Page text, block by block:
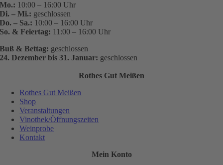
Mo.: 10:00 – 16:00 Uhr
Di. – Mi.: geschlossen
Do. – Sa.: 10:00 – 16:00 Uhr
So. & Feiertag: 11:00 – 16:00 Uhr
Buß & Bettag: geschlossen
24. Dezember bis 31. Januar: geschlossen
Rothes Gut Meißen
Rothes Gut Meißen
Shop
Veranstaltungen
Vinothek/Öffnungszeiten
Weinprobe
Kontakt
Mein Konto